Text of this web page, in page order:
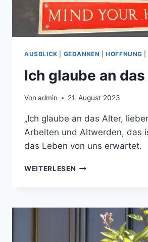
AUSBLICK GEDANKEN |HOFFNUNG
Ich glaube an
Von admin 21. August 2023
„Ich glaube an das Alter,
Arbeiten und Altwerden, das
das Leben von uns erwartet.
WEITERLESEN ICH
ALTER